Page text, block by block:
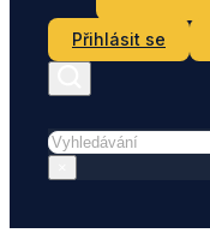
Přihlásit se
Hledat